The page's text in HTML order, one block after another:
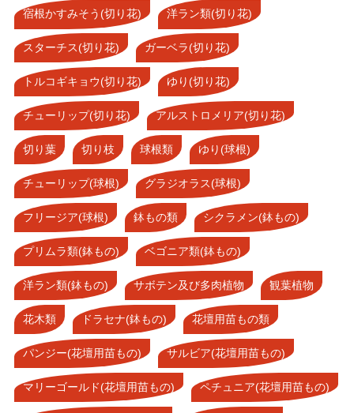
宿根かすみそう(切り花) 洋ラン類(切り花)
スターチス(切り花) ガーベラ(切り花)
トルコギキョウ(切り花) ゆり(切り花)
チューリップ(切り花) アルストロメリア(切り花)
切り葉 切り枝 球根類 ゆり(球根)
チューリップ(球根) グラジオラス(球根)
フリージア(球根) 鉢もの類 シクラメン(鉢もの)
プリムラ類(鉢もの) ベゴニア類(鉢もの)
洋ラン類(鉢もの) サボテン及び多肉植物 観葉植物
花木類 ドラセナ(鉢もの) 花壇用苗もの類
パンジー(花壇用苗もの) サルビア(花壇用苗もの)
マリーゴールド(花壇用苗もの) ペチュニア(花壇用苗もの)